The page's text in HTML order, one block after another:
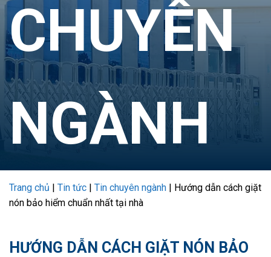
CHUYÊN
NGÀNH
Trang chủ | Tin tức | Tin chuyên ngành | Hướng dẫn cách giặt
nón bảo hiểm chuẩn nhất tại nhà
HƯỚNG DẪN CÁCH GIẶT NÓN BẢO